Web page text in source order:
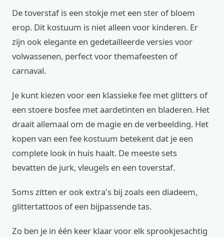
De toverstaf is een stokje met een ster of bloem
erop. Dit kostuum is niet alleen voor kinderen. Er
zijn ook elegante en gedetailleerde versies voor
volwassenen, perfect voor themafeesten of
carnaval.
Je kunt kiezen voor een klassieke fee met glitters of
een stoere bosfee met aardetinten en bladeren. Het
draait allemaal om de magie en de verbeelding. Het
kopen van een fee kostuum betekent dat je een
complete look in huis haalt. De meeste sets
bevatten de jurk, vleugels en een toverstaf.
Soms zitten er ook extra's bij zoals een diadeem,
glittertattoos of een bijpassende tas.
Zo ben je in één keer klaar voor elk sprookjesachtig